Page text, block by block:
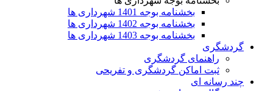
بخشنامه بوجه 1401 شهرداری ها
بخشنامه بوجه 1402 شهرداری ها
بخشنامه بوجه 1403 شهرداری ها
گردشگری
راهنمای گردشگری
ثبت اماکن گردشگری و تفریحی
چند رسانه ای